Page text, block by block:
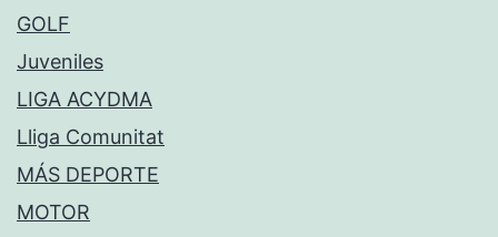
GOLF
Juveniles
LIGA ACYDMA
Lliga Comunitat
MÁS DEPORTE
MOTOR